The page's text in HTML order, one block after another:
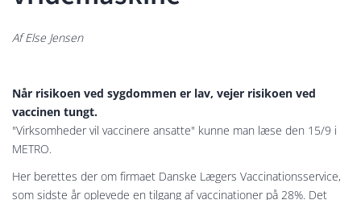
Af Else Jensen
Når risikoen ved sygdommen er lav, vejer risikoen ved
vaccinen tungt.
"Virksomheder vil vaccinere ansatte" kunne man læse den 15/9 i
METRO.
Her berettes der om firmaet Danske Lægers Vaccinationsservice,
som sidste år oplevede en tilgang af vaccinationer på 28%. Det